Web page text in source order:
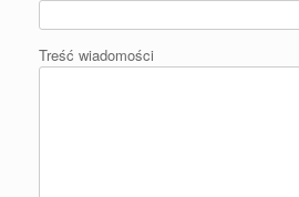
Treść wiadomości